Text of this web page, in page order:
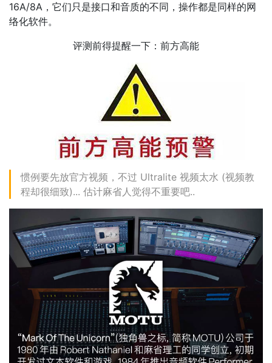
16A/8A，它们只是接口和音质的不同，操作都是同样的网
络化软件。
评测前得提醒一下：前方高能
惯例要先放官方视频，不过 Ultralite 视频太水 (视频教
程却很细致)... 估计麻省人觉得不重要吧..